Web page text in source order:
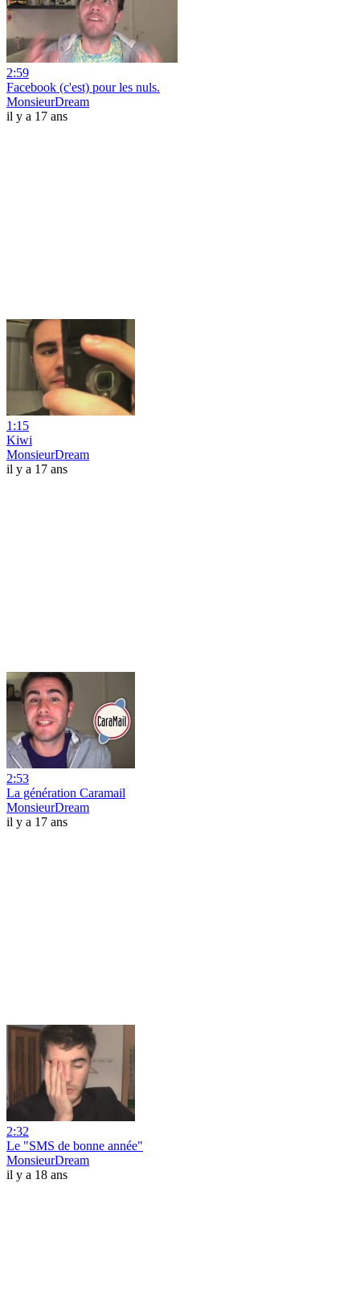
2:59
Facebook (c'est) pour les nuls.
MonsieurDream
il y a 17 ans
1:15
Kiwi
MonsieurDream
il y a 17 ans
2:53
La génération Caramail
MonsieurDream
il y a 17 ans
2:32
Le "SMS de bonne année"
MonsieurDream
il y a 18 ans